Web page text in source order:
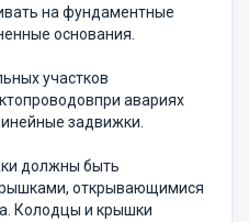
на фундаментные
основания.
участков
авариях
задвижки.
должны быть
открывающимися
Колодцы и крышки